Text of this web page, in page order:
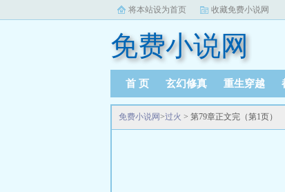
将本站设为首页 收藏免费小说网
免费小说网
首 页 玄幻修真 重生穿越
免费小说网>过火 > 第79章正文完（第1页）